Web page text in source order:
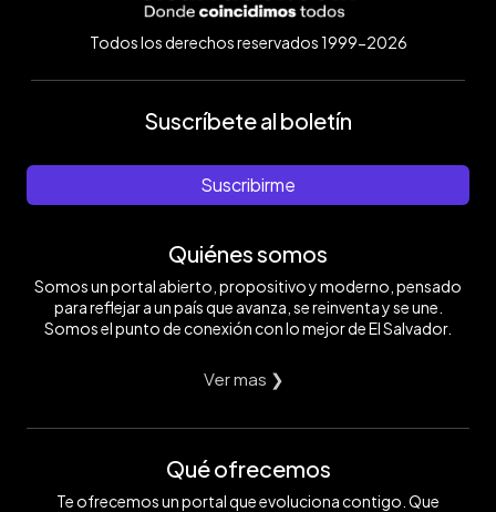
Todos los derechos reservados 1999-2026
Suscríbete al boletín
Suscribirme
Quiénes somos
Somos un portal abierto, propositivo y moderno, pensado
para reflejar a un país que avanza, se reinventa y se une.
Somos el punto de conexión con lo mejor de El Salvador.
Ver mas ❯
Qué ofrecemos
Te ofrecemos un portal que evoluciona contigo. Que